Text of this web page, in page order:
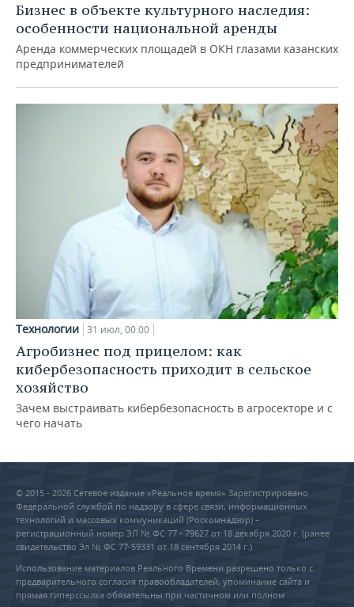
Бизнес в объекте культурного наследия:
особенности национальной аренды
Аренда коммерческих площадей в ОКН глазами казанских
предпринимателей
Технологии 31 июл, 00:00
Агробизнес под прицелом: как
кибербезопасность приходит в сельское
хозяйство
Зачем выстраивать кибербезопасность в агросекторе и с
чего начать
© 2015 - 2026 Сетевое издание «Реальное время» Зарегистрировано
Федеральной службой по надзору в сфере связи, информационных
технологий и массовых коммуникаций (Роскомнадзор) –
регистрационный номер ЭЛ № ФС 77 - 79627 от 18 декабря 2020 г. (ранее
свидетельство Эл № ФС 77-59331 от 18 сентября 2014 г.)
Использование материалов Реального Времени разрешено только с
предварительного согласия правообладателей, упоминание сайта и
прямая гиперссылка обязательны при частичном или полном